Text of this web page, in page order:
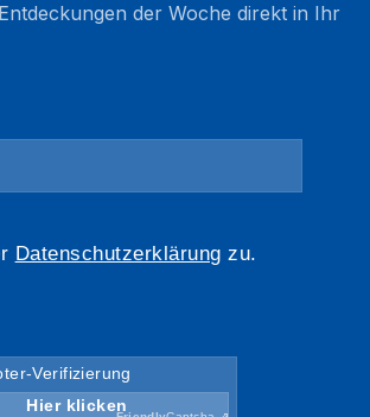
der Woche direkt in Ihr